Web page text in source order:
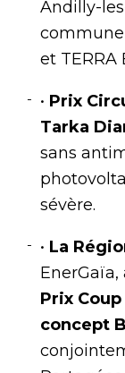
Andilly-
commune
et TERRA
• Prix
Tarka
sans
sévère.
• La
Prix
concept